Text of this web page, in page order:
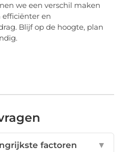
we een verschil maken
efficiënter en
Blijf op de hoogte, plan
factoren
▼